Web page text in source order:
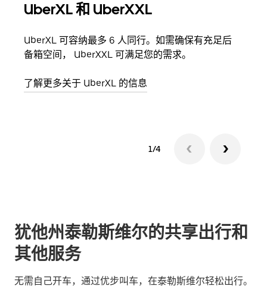
UberXL 和 UberXXL
UberXL 可容纳最多 6 人同行。如需确保有充足后
备箱空间， UberXXL 可满足您的需求。
了解更多关于 UberXL 的信息
1/4
犹他州泰勒斯维尔的共享出行和
其他服务
无需自己开车，通过优步叫车，在泰勒斯维尔轻松出行。